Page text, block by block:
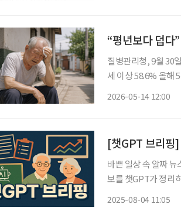
“평년보다 덥다
질병관리청, 9월 30
세 이상 58.6% 올해 5~7월,
2026-05-14 12:00
[챗GPT 브리핑
바쁜 일상 속 알짜
보를 챗GPT가 정리하고 편집
2025-08-04 11:05